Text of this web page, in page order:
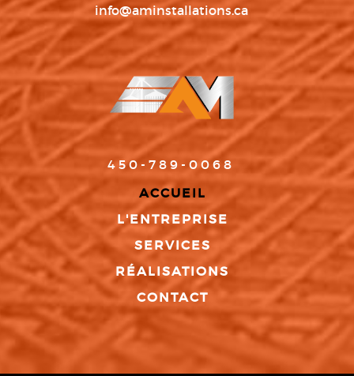
info@aminstallations.ca
450-789-0068
ACCUEIL
L'ENTREPRISE
SERVICES
RÉALISATIONS
CONTACT